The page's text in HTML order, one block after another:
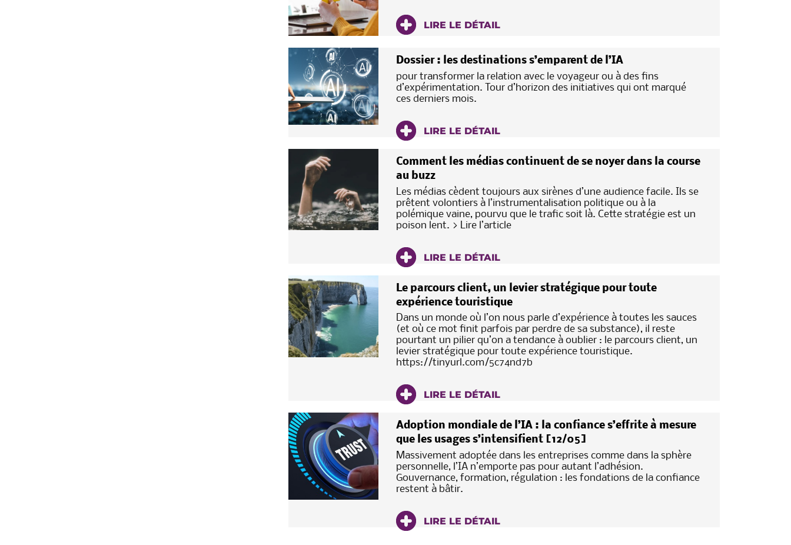
LIRE LE DÉTAIL
Dossier : les destinations s’emparent de l’IA
pour transformer la relation avec le voyageur ou à des fins
d’expérimentation. Tour d’horizon des initiatives qui ont marqué
ces derniers mois.
LIRE LE DÉTAIL
Comment les médias continuent de se noyer dans la course
au buzz
Les médias cèdent toujours aux sirènes d’une audience facile. Ils se
prêtent volontiers à l’instrumentalisation politique ou à la
polémique vaine, pourvu que le trafic soit là. Cette stratégie est un
poison lent. > Lire l’article
LIRE LE DÉTAIL
Le parcours client, un levier stratégique pour toute
expérience touristique
Dans un monde où l’on nous parle d’expérience à toutes les sauces
(et où ce mot finit parfois par perdre de sa substance), il reste
pourtant un pilier qu’on a tendance à oublier : le parcours client, un
levier stratégique pour toute expérience touristique.
https://tinyurl.com/5c74nd7b
LIRE LE DÉTAIL
Adoption mondiale de l’IA : la confiance s’effrite à mesure
que les usages s’intensifient [12/05]
Massivement adoptée dans les entreprises comme dans la sphère
personnelle, l’IA n’emporte pas pour autant l’adhésion.
Gouvernance, formation, régulation : les fondations de la confiance
restent à bâtir.
LIRE LE DÉTAIL